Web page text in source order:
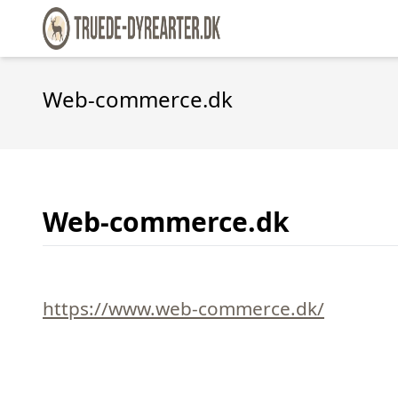
Web-commerce.dk
Web-commerce.dk
https://www.web-commerce.dk/